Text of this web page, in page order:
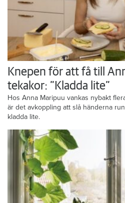
Knepen för att få till
tekakor: ”Kladda lite”
Hos Anna Maripuu vankas nybakt
är det avkoppling att slå händerna
kladda lite.